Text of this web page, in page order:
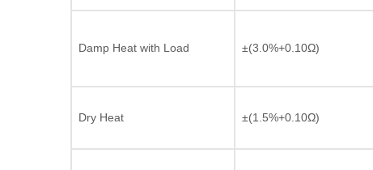
Damp Heat with Load ±(3.0%+0.10Ω)
Dry Heat ±(1.5%+0.10Ω)